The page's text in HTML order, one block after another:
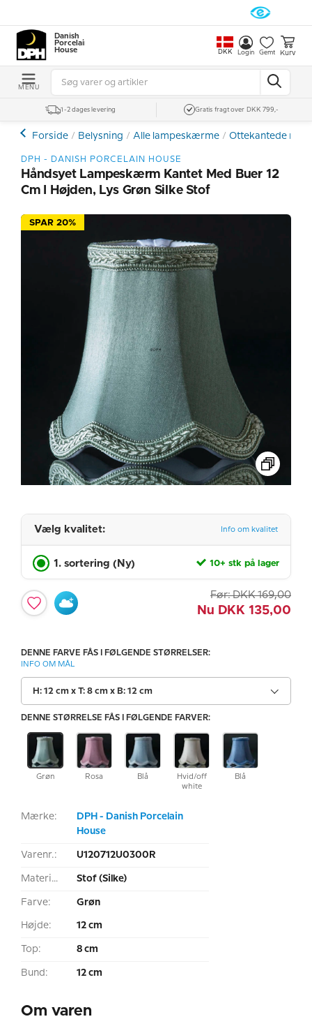
Danish
Porcelain
House
DKK Login Gemt Kurv
MENU
1-2 dages levering Gratis fragt over DKK 799,-
Forside Belysning Alle lampeskærme Ottekantede med
DPH - DANISH PORCELAIN HOUSE
Håndsyet Lampeskærm Kantet Med Buer 12
Cm I Højden, Lys Grøn Silke Stof
SPAR 20%
Mærke:
DPH - Danish Porcelain
House
Varenr.: U120712U0300R
Materiale: Stof (Silke)
Farve: Grøn
Højde: 12 cm
Top: 8 cm
Bund: 12 cm
Om varen
Vælg kvalitet: Info om kvalitet
1. sortering (Ny) 10+ stk på lager
Før: DKK 169,00
Nu DKK 135,00
DENNE FARVE FÅS I FØLGENDE STØRRELSER:
INFO OM MÅL
H: 12 cm x T: 8 cm x B: 12 cm
DENNE STØRRELSE FÅS I FØLGENDE FARVER:
Grøn Rosa Blå
Hvid/off
white
Blå